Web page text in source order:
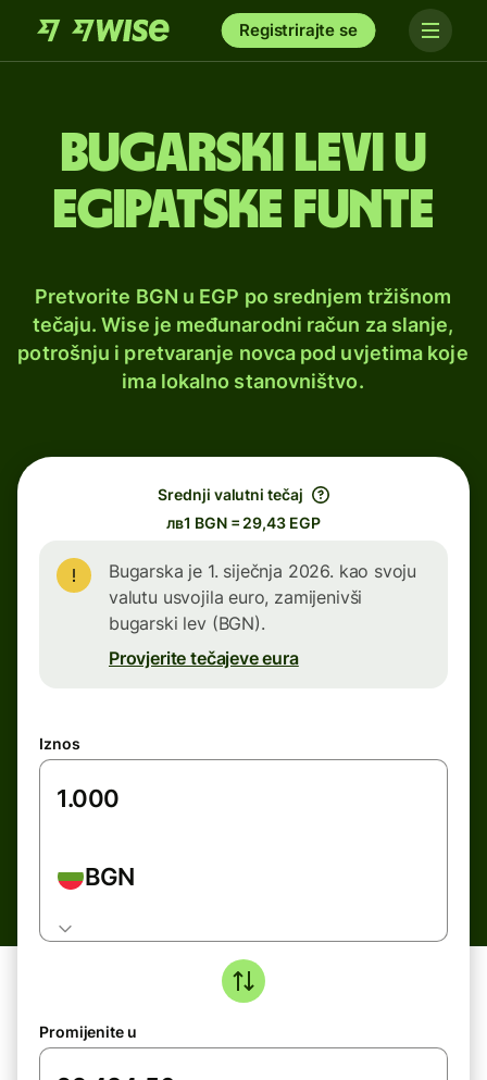
Registrirajte se
Bugarski levi u
egipatske funte
Pretvorite BGN u EGP po srednjem tržišnom
tečaju. Wise je međunarodni račun za slanje,
potrošnju i pretvaranje novca pod uvjetima koje
ima lokalno stanovništvo.
Srednji valutni tečaj
лв1 BGN = 29,43 EGP
Bugarska je 1. siječnja 2026. kao svoju
valutu usvojila euro, zamijenivši
bugarski lev (BGN).
Provjerite tečajeve eura
Iznos
BGN
Promijenite u